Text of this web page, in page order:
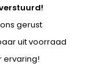
gerust
uit voorraad
ervaring!